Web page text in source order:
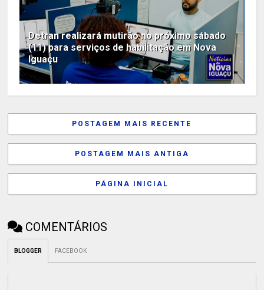
Detran realizará mutirão no próximo sábado
(11) para serviços de habilitação em Nova
Iguaçu
POSTAGEM MAIS RECENTE
POSTAGEM MAIS ANTIGA
PÁGINA INICIAL
COMENTÁRIOS
BLOGGER FACEBOOK